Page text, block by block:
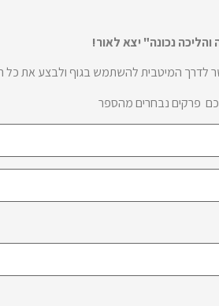
נכונה" יצא לאור!
לדרך המיטבית להשתמש בגוף ולבצע את כל
פרקים נבחרים מהספר